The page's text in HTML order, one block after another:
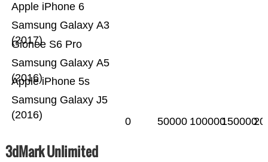
Samsung Galaxy J5
(2016)
Apple iPhone 5s
Samsung Galaxy A5
(2016)
Gionee S6 Pro
Samsung Galaxy A3
(2017)
Apple iPhone 6
0 50000 100000150000
3dMark Unlimited